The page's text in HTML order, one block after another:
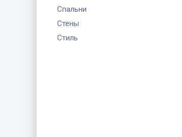
Спальни
Стены
Стиль